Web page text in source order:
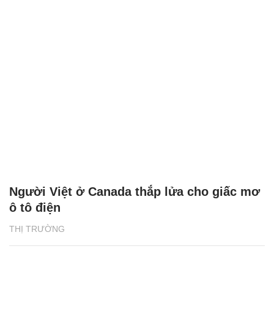
THỊ TRƯỜNG
Người Việt ở Canada thắp lửa cho giấc mơ
ô tô điện